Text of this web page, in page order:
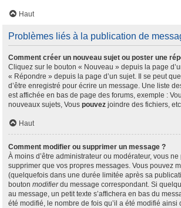
Haut
Problèmes liés à la publication de
Comment créer un nouveau sujet ou poster une
Cliquez sur le bouton « Nouveau » depuis la page
« Répondre » depuis la page d’un sujet. Il se peut
d’être enregistré pour écrire un message. Une liste
est affichée en bas de page des forums, exemple :
nouveaux sujets, Vous pouvez joindre des fichiers,
Haut
Comment modifier ou supprimer un message ?
À moins d’être administrateur ou modérateur, vous
supprimer que vos propres messages. Vous pouvez
(quelquefois dans une durée limitée après sa
bouton modifierdu message correspondant. Si
au message, un petit texte s’affichera en bas du
été modifié, le nombre de fois qu’il a été modifié ainsi